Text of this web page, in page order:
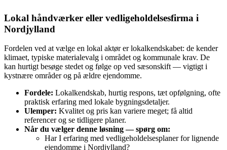
Lokal håndværker eller vedligeholdelsesfirma i
Nordjylland
Fordelen ved at vælge en lokal aktør er lokalkendskabet: de kender
klimaet, typiske materialevalg i området og kommunale krav. De
kan hurtigt besøge stedet og følge op ved sæsonskift — vigtigt i
kystnære områder og på ældre ejendomme.
Fordele: Lokalkendskab, hurtig respons, tæt opfølgning, ofte
praktisk erfaring med lokale bygningsdetaljer.
Ulemper: Kvalitet og pris kan variere meget; få altid
referencer og se tidligere planer.
Når du vælger denne løsning — spørg om:
Har I erfaring med vedligeholdelsesplaner for lignende
ejendomme i Nordjylland?